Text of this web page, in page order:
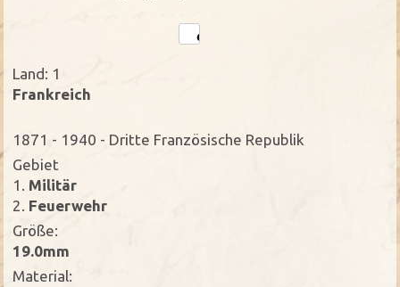
Land: 1
Frankreich
1871 - 1940 - Dritte Französische Republik
Gebiet
1. Militär
2. Feuerwehr
Größe:
19.0mm
Material: